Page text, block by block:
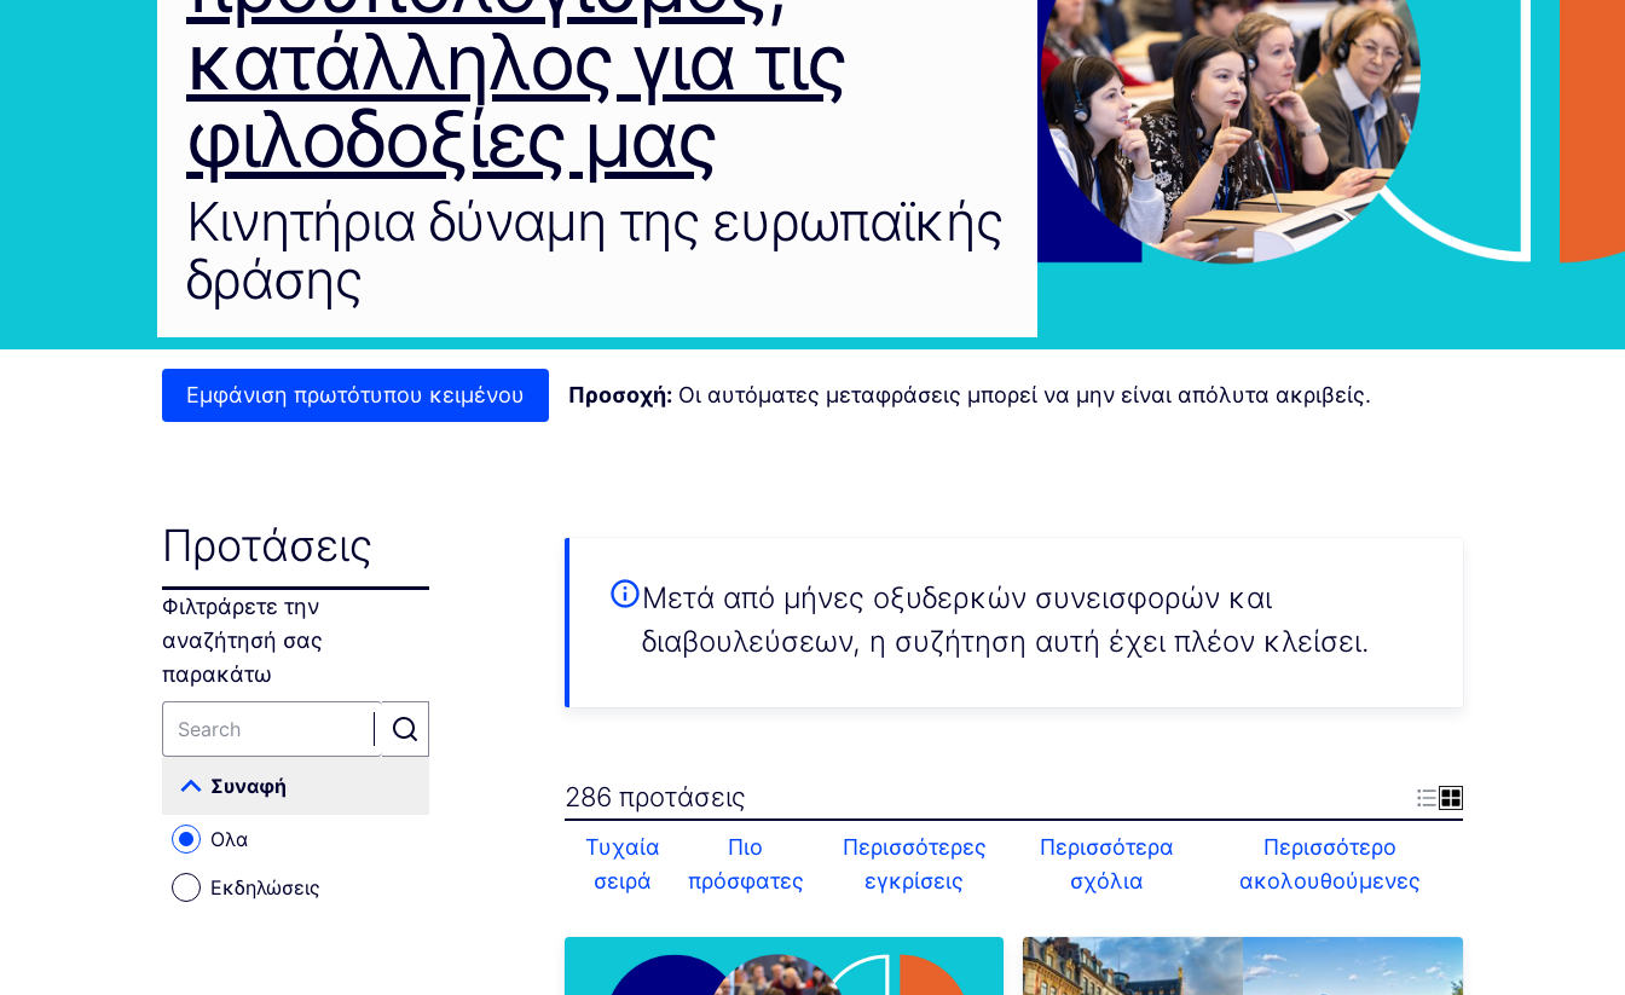
κατάλληλος για τις
φιλοδοξίες μας
Κινητήρια δύναμη της ευρωπαϊκής
δράσης
Εμφάνιση πρωτότυπου κειμένου Προσοχή: Οι αυτόματες μεταφράσεις μπορεί να μην είναι απόλυτα ακριβείς.
Προτάσεις
Φιλτράρετε την
αναζήτησή σας
παρακάτω
Συναφή
Όλα
Εκδηλώσεις
Μετά από μήνες οξυδερκών συνεισφορών και
διαβουλεύσεων, η συζήτηση αυτή έχει πλέον κλείσει.
286 προτάσεις
Τυχαία
σειρά
Πιο
πρόσφατες
Περισσότερες
εγκρίσεις
Περισσότερα
σχόλια
Περισσότερο
ακολουθούμενες